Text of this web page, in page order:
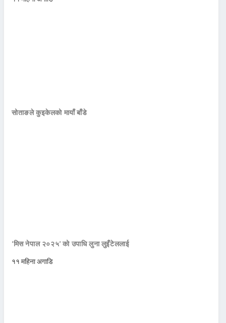
सोताङले कुइकेलको मायाँ बाँडे
‘मिस नेपाल २०२५’ को उपाधि लुना लुइँटेललाई
११ महिना अगाडि